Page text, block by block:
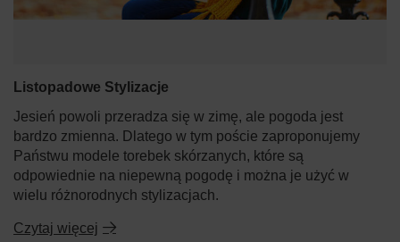
Listopadowe Stylizacje
Jesień powoli przeradza się w zimę, ale pogoda jest
bardzo zmienna. Dlatego w tym poście zaproponujemy
Państwu modele torebek skórzanych, które są
odpowiednie na niepewną pogodę i można je użyć w
wielu różnorodnych stylizacjach.
Czytaj więcej